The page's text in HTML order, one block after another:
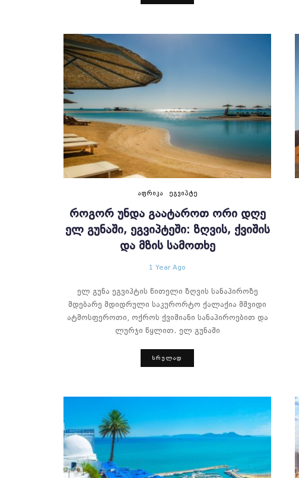
ᲐᲤᲠᲘᲙᲐ ᲔᲒᲕᲘᲞᲢᲔ
ᲠᲝᲒᲝᲠ ᲣᲜᲓᲐ ᲒᲐᲐᲢᲐᲠᲝᲗ ᲝᲠᲘ ᲓᲦᲔ
ᲔᲚ ᲒᲣᲜᲐᲨᲘ, ᲔᲒᲕᲘᲞᲢᲔᲨᲘ: ᲖᲦᲕᲘᲡ, ᲥᲕᲘᲨᲘᲡ
ᲓᲐ ᲛᲖᲘᲡ ᲡᲐᲛᲝᲗᲮᲔ
1 Year Ago
ელ გუნა ეგვიპტის წითელი ზღვის სანაპიროზე
მდებარე მდიდრული საკურორტო ქალაქია მშვიდი
ატმოსფეროთი, ოქროს ქვიშიანი სანაპიროებით და
ლურჯი წყლით. ელ გუნაში
ᲡᲠᲣᲚᲐᲓ